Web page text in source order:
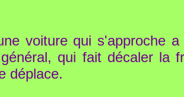
voiture qui s'approche
qui fait décaler la
déplace.